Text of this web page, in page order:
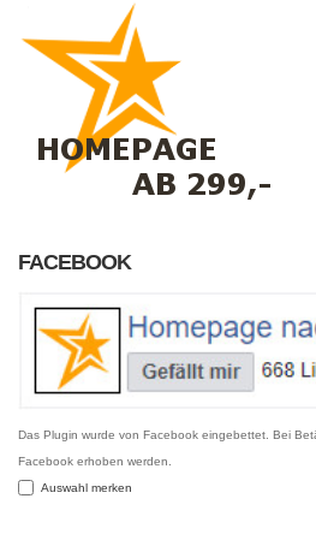
FACEBOOK
Das Plugin wurde von Facebook eingebettet. Bei
Facebook erhoben werden.
Auswahl merken